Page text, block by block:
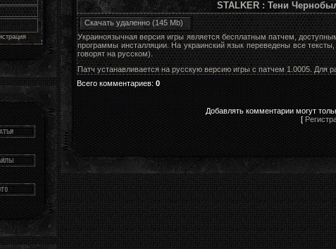
STALKER : Тени
Скачать удаленно (145 Mb)
Украиноязычная версия игры является бесплатным патчем,
программы инсталляции. На украинский язык переведены все
говорят на русском).
Патч устанавливается на русскую версию игры с патчем 1.0005. Для
Всего комментариев: 0
Добавлять комментарии могут
[